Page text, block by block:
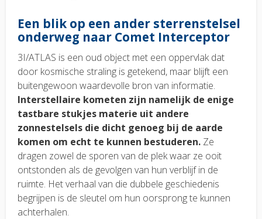
Een blik op een ander sterrenstelsel
onderweg naar Comet Interceptor
3I/ATLAS is een oud object met een oppervlak dat
door kosmische straling is getekend, maar blijft een
buitengewoon waardevolle bron van informatie.
Interstellaire kometen zijn namelijk de enige
tastbare stukjes materie uit andere
zonnestelsels die dicht genoeg bij de aarde
komen om echt te kunnen bestuderen. Ze
dragen zowel de sporen van de plek waar ze ooit
ontstonden als de gevolgen van hun verblijf in de
ruimte. Het verhaal van die dubbele geschiedenis
begrijpen is de sleutel om hun oorsprong te kunnen
achterhalen.